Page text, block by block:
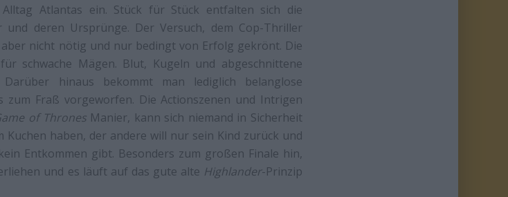
Atlantas ein. Stück für Stück entfalten sich die
und deren Ursprünge. Der Versuch, dem Cop-Thriller
nicht nötig und nur bedingt von Erfolg gekrönt. Die
schwache Mägen. Blut, Kugeln und abgeschnittene
hinaus bekommt man lediglich belanglose
zum Fraß vorgeworfen. Die Actionszenen und Intrigen
of Thrones Manier, kann sich niemand in Sicherheit
Kuchen haben, der andere will nur sein Kind zurück und
Entkommen gibt. Besonders zum großen Finale hin,
und es läuft auf das gute alte Highlander-Prinzip